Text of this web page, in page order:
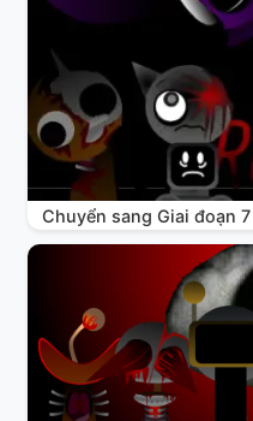
Chuyển sang Giai đoạn 7